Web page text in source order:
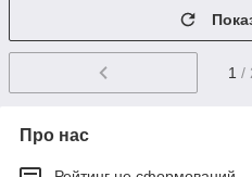
1 /
Про нас